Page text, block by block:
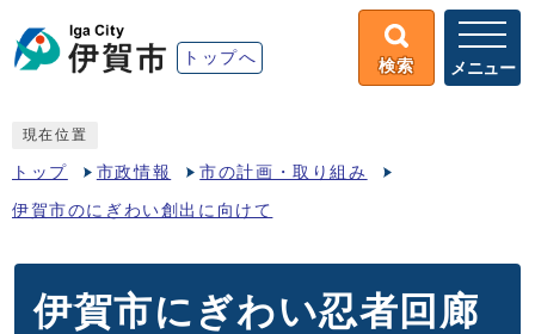
トップへ 検索 メニュー
現在位置
トップ 市政情報 市の計画・取り組み
伊賀市のにぎわい創出に向けて
伊賀市にぎわい忍者回廊